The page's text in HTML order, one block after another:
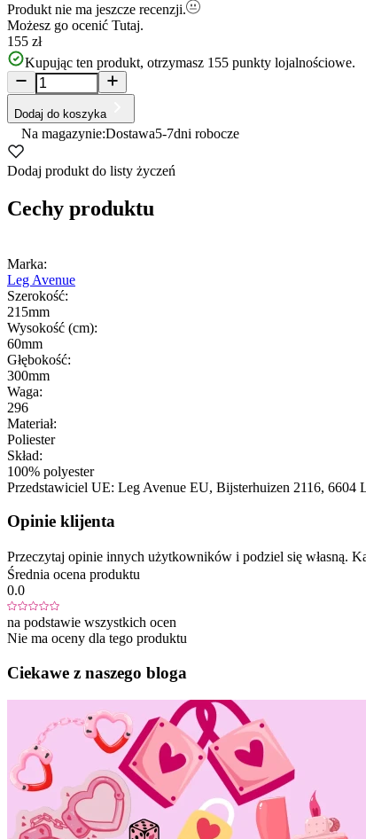
Produkt nie ma jeszcze recenzji.
Możesz go ocenić Tutaj.
155 zł
Kupując ten produkt, otrzymasz 155 punkty lojalnościowe.
Dodaj do koszyka
Na magazynie:Dostawa5-7dni robocze
Dodaj produkt do listy życzeń
Cechy produktu
Marka:
Leg Avenue
Szerokość:
215mm
Wysokość (cm):
60mm
Głębokość:
300mm
Waga:
296
Materiał:
Poliester
Skład:
100% polyester
Przedstawiciel UE: Leg Avenue EU, Bijsterhuizen 2116, 6604
Opinie klijenta
Przeczytaj opinie innych użytkowników i podziel się własną.
Średnia ocena produktu
0.0
na podstawie wszystkich ocen
Nie ma oceny dla tego produktu
Ciekawe z naszego bloga